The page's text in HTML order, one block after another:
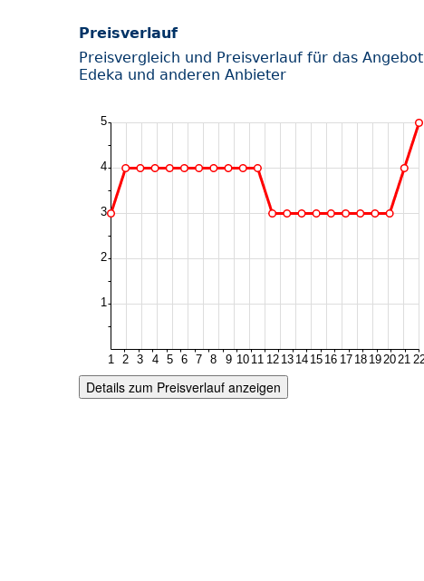
Preisverlauf
Preisvergleich und Preisverlauf für das Angebot
Edeka und anderen Anbieter
Details zum Preisverlauf anzeigen